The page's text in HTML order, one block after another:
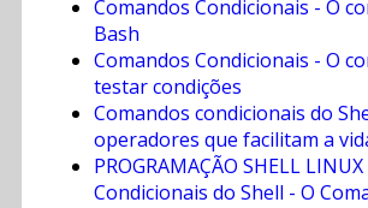
Comandos Condicionais - O
Bash
Comandos Condicionais - O
testar condições
Comandos condicionais do
operadores que facilitam a
PROGRAMAÇÃO SHELL
Condicionais do Shell - O